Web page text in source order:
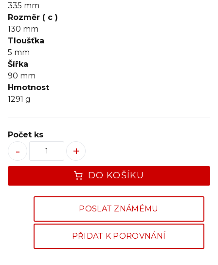
335 mm
Rozměr ( c )
130 mm
Tloušťka
5 mm
Šířka
90 mm
Hmotnost
1291 g
DO KOŠÍKU
Počet ks
+
-
POSLAT ZNÁMÉMU
PŘIDAT K POROVNÁNÍ